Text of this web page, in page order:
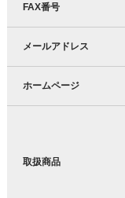
FAX番号
メールアドレス
ホームページ
取扱商品